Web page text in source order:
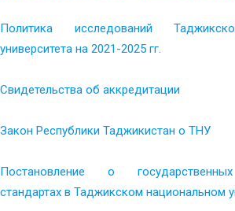
Политика исследований
университета на 2021-2025 гг.
Cвидетельства об аккредитации
Закон Республики Таджикистан о ТНУ
Постановление о
стандартах в Таджикском национальном